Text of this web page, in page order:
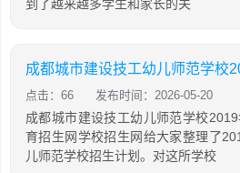
到了越来越多学生和家长的关
成都城市建设技工幼儿师范学校
点击：66 发布时间：2026-05-20
成都城市建设技工幼儿师范学校
育招生网学校招生网给大家整理了
儿师范学校招生计划。对这所学校